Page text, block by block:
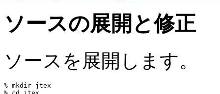
ソースの展開と修正
ソースを展開します。
% mkdir jtex